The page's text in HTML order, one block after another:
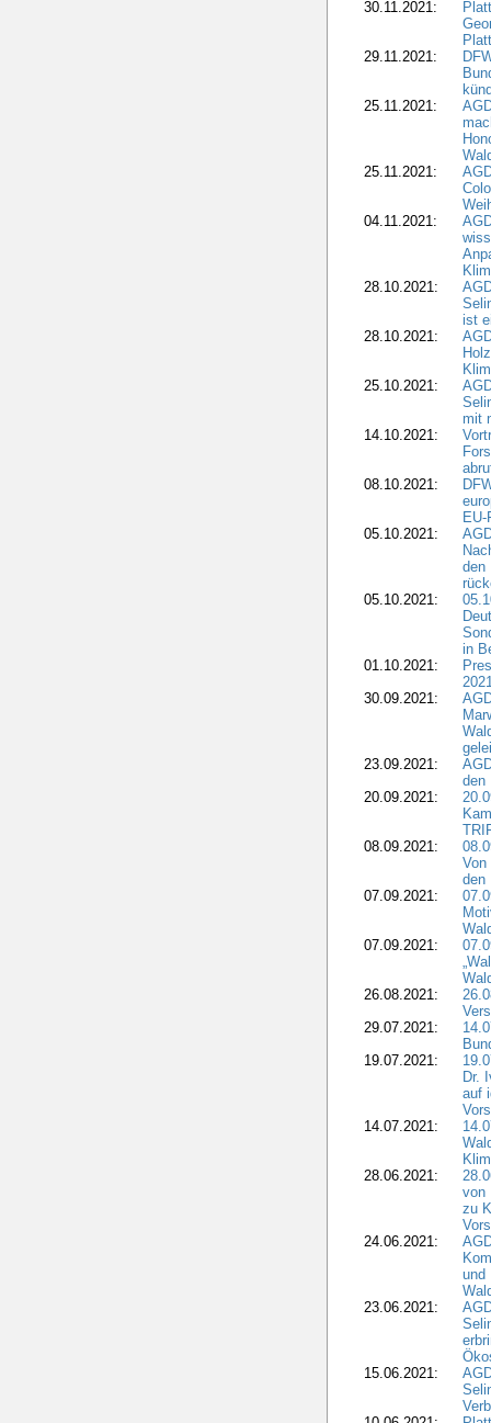
30.11.2021:
29.11.2021:
25.11.2021:
25.11.2021:
04.11.2021:
28.10.2021:
ist
28.10.2021:
25.10.2021:
mit
14.10.2021:
08.10.2021:
05.10.2021:
den
05.10.2021:
in
01.10.2021:
30.09.2021:
23.09.2021:
den
20.09.2021:
08.09.2021:
den
07.09.2021:
07.09.2021:
26.08.2021:
29.07.2021:
19.07.2021:
Dr.
auf
14.07.2021:
28.06.2021:
von
zu
24.06.2021:
und
23.06.2021:
15.06.2021: